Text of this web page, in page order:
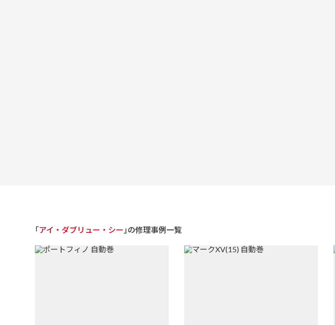
｢アイ・ダブリュー・シー ｣の修理事例一覧